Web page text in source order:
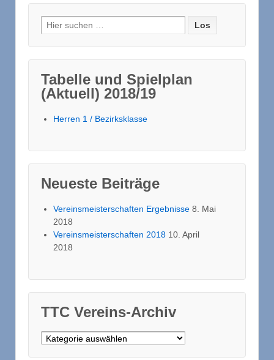
Suche nach:
Tabelle und Spielplan
(Aktuell) 2018/19
Herren 1 / Bezirksklasse
Neueste Beiträge
Vereinsmeisterschaften Ergebnisse 8. Mai
2018
Vereinsmeisterschaften 2018 10. April
2018
TTC Vereins-Archiv
TTC Vereins-Archiv